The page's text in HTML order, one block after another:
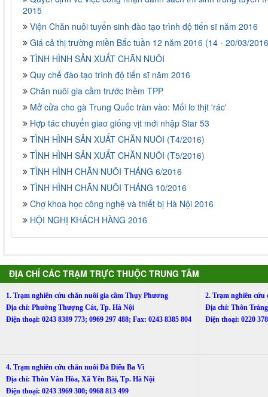
2015
Viện Chăn nuôi tuyển sinh đào tạo trình độ tiến sĩ năm 2016
Giá cả thị trường miền Bắc tuần 12 năm 2016 (14 - 20/03/
TÌNH HÌNH SẢN XUẤT CHĂN NUÔI
Quy chế đào tạo trình độ tiến sĩ năm 2016
Chăn nuôi gia cầm trước thềm TPP
Mở cửa cho gà Trung Quốc tràn vào: Mối lo thịt 'rác'
Hợp tác chuyển giao giống vịt mới nhập Star 53
TÌNH HÌNH SẢN XUẤT CHĂN NUÔI (T4/2016)
TÌNH HÌNH SẢN XUẤT CHĂN NUÔI (T5/2016)
TÌNH HÌNH CHĂN NUÔI THÁNG 6/2016
TÌNH HÌNH CHĂN NUÔI THÁNG 10/2016
Chợ khoa học công nghệ và thiết bị Hà Nội 2016
HỘI NGHỊ KHÁCH HÀNG 2016
ĐỊA CHỈ CÁC TRẠM TRỰC THUỘC TRUNG TÂM
1. Trạm nghiên cứu chăn nuôi gia cầm Thụy Phương
Địa chỉ: Phường Thượng Cát, Tp. Hà Nội
Điện thoại: 0243 8389 773; 0969 297 488; Fax: 0243 8385 804
2. Trạm nghiên
Địa chỉ: Thôn
Điện thoại: 0220
4. Trạm nghiên cứu chăn nuôi Đà Điểu Ba Vì
Địa chỉ: Thôn Vân Hòa, Xã Yên Bài, Tp. Hà Nội
Điện thoại: 0243 3969 300; 0968 813 499